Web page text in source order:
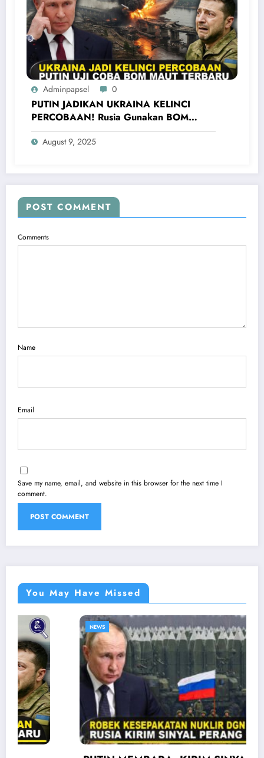
Adminpapsel 0
PUTIN JADIKAN UKRAINA KELINCI
PERCOBAAN! Rusia Gunakan BOM
UMPB-5 Terbaru Untuk Bombardir
Ukraina
August 9, 2025
POST COMMENT
Comments
Name
Email
Save my name, email, and website in this browser for the next time I
comment.
You May Have Missed
NEWS